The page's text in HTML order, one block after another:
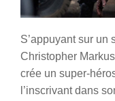
S’appuyant sur un
Christopher
crée un super-
l’inscrivant dans